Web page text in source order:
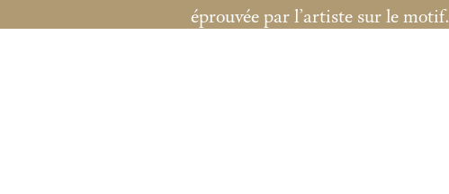
éprouvée par l’artiste sur le motif.